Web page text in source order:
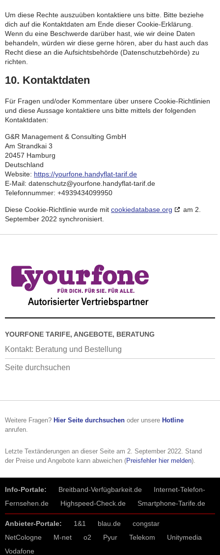
Um diese Rechte auszuüben kontaktiere uns bitte. Bitte beziehe
dich auf die Kontaktdaten am Ende dieser Cookie-Erklärung.
Wenn du eine Beschwerde darüber hast, wie wir deine Daten
behandeln, würden wir diese gerne hören, aber du hast auch das
Recht diese an die Aufsichtsbehörde (Datenschutzbehörde) zu
richten.
10. Kontaktdaten
Für Fragen und/oder Kommentare über unsere Cookie-Richtlinien
und diese Aussage kontaktiere uns bitte mittels der folgenden
Kontaktdaten:
G&R Management & Consulting GmbH
Am Strandkai 3
20457 Hamburg
Deutschland
Website: https://yourfone.handyflat-tarif.de
E-Mail: datenschutz@yourfone.handyflat-tarif.de
Telefonnummer: +4939434099950
Diese Cookie-Richtlinie wurde mit cookiedatabase.org
am 2.
September 2022 synchronisiert.
YOURFONE TARIFE, ANGEBOTE, BERATUNG
Kontakt: Beratung und Bestellung
Seite durchsuchen
Weitere Fragen? Hier Seite durchsuchen oder unsere Hotline
anrufen.
Letzte Textänderungen an dieser Seite am 2. September 2022. Stand
der Preise und Angebote kann abweichen (Preisfehler hier melden).
Info-Portale: Breitband-Verfügbarkeit.de
Internet-Telefon-
Fernsehen.de
Highspeed-Check.de Smartphone-Tarife.de
Anbieter-Portale: 1&1 blau.de
congstar
NetCologne
M-net o2 Pyur Telekom
Unitymedia
Vodafone